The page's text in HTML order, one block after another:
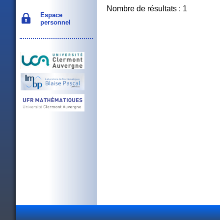
Espace
personnel
Nombre de résultats : 1